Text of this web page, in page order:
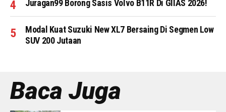
Juragan99 Borong Sasis Volvo B11R Di GIIAS 2026!
Modal Kuat Suzuki New XL7 Bersaing Di Segmen Low
SUV 200 Jutaan
Baca Juga